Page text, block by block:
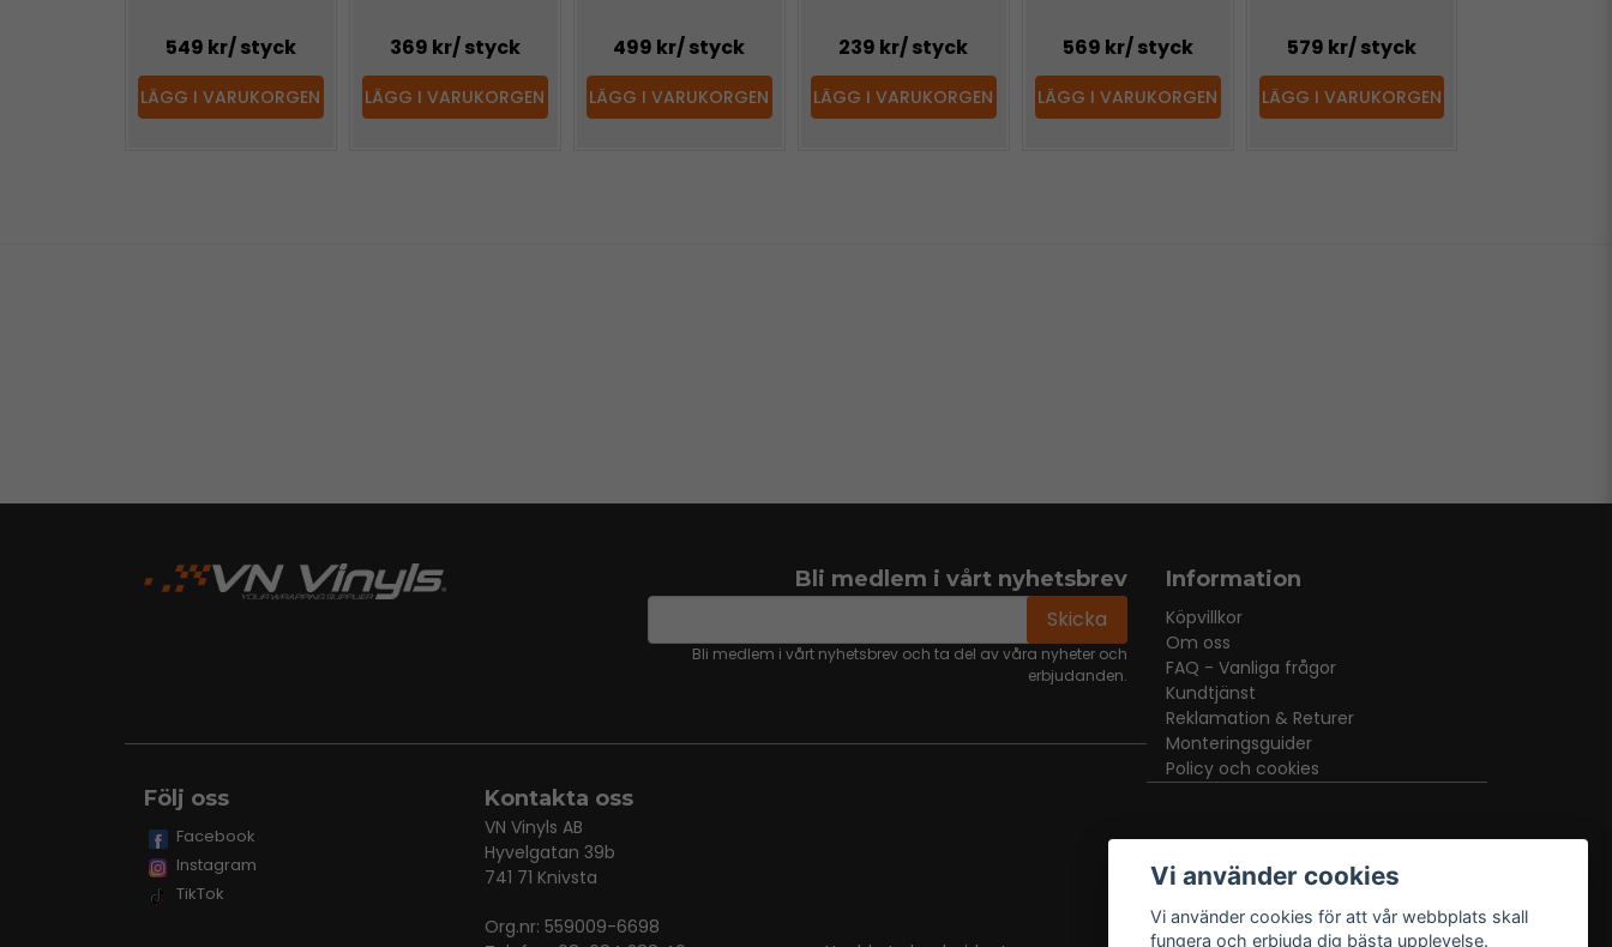
549 kr/ styck
LÄGG I VARUKORGEN
369 kr/ styck
LÄGG I VARUKORGEN
499 kr/ styck
LÄGG I VARUKORGEN
239 kr/ styck
LÄGG I VARUKORGEN
569 kr/ styck
LÄGG I VARUKORGEN
579 kr/ styck
LÄGG I VARUKORGEN
Bli medlem i vårt nyhetsbrev
email Skicka
Bli medlem i vårt nyhetsbrev och ta del av våra nyheter och
erbjudanden.
Information
Köpvillkor
Om oss
FAQ - Vanliga frågor
Kundtjänst
Reklamation & Returer
Monteringsguider
Policy och cookies
Följ oss
Facebook
Instagram
TikTok
Kontakta oss
VN Vinyls AB
Hyvelgatan 39b
741 71 Knivsta
Org.nr: 559009-6698
Vi använder cookies
Vi använder cookies för att vår webbplats skall
fungera och erbjuda dig bästa upplevelse.